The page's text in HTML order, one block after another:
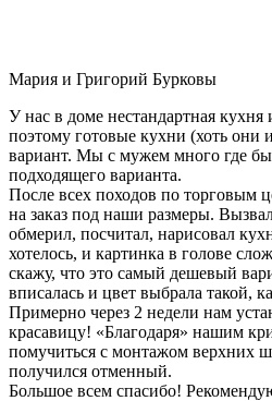
Мария и Григорий Бурковы
У нас в доме нестандартная кухня
поэтому готовые кухни (хоть
вариант. Мы с мужем много где
подходящего варианта.
После всех походов по торговым
на заказ под наши размеры.
обмерил, посчитал, нарисовал
хотелось, и картинка в голове
скажу, что это самый дешевый
вписалась и цвет выбрала такой,
Примерно через 2 недели нам
красавицу! «Благодаря» нашим
помучиться с монтажом верхних
получился отменный.
Большое всем спасибо!